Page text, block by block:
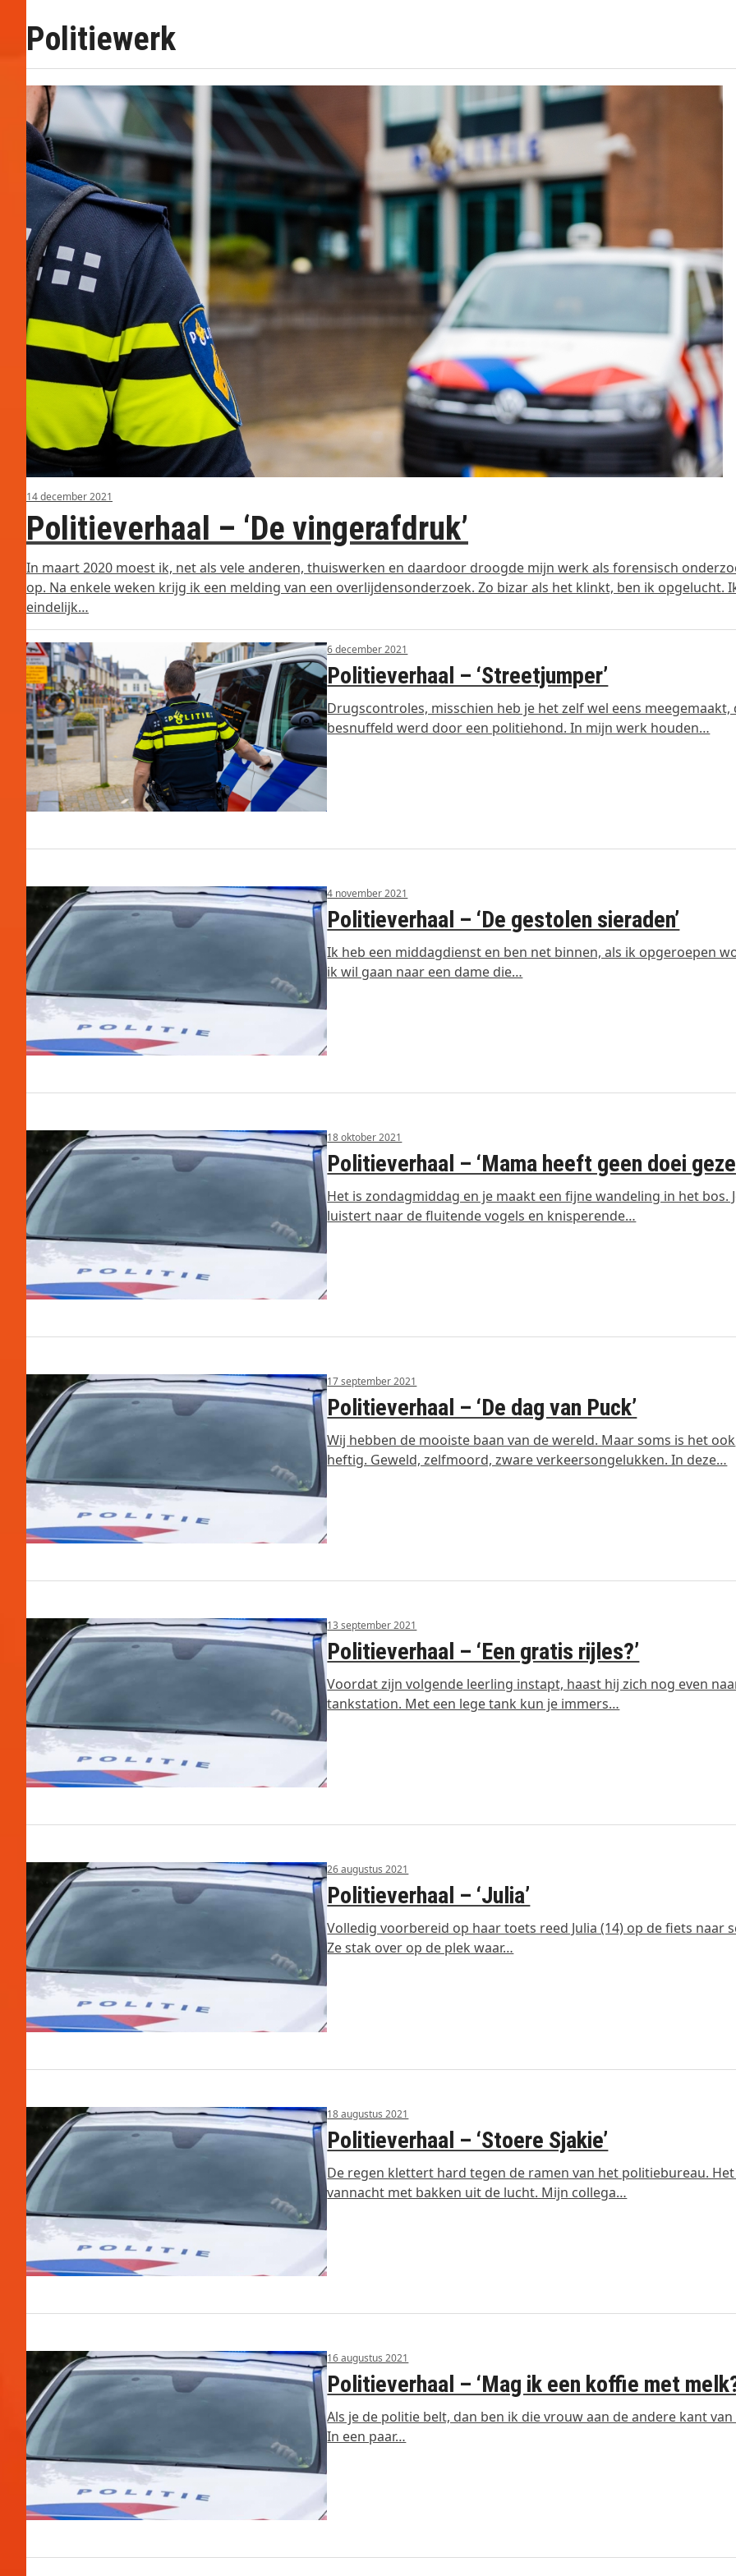
Politiewerk
14 december 2021
Politieverhaal – ‘De vingerafdruk’
In maart 2020 moest ik, net als vele anderen, thuiswerken en daardoor droogde mijn werk als forensisch
op. Na enkele weken krijg ik een melding van een overlijdensonderzoek. Zo bizar als het klinkt, ben ik opgelucht.
eindelijk…
6 december 2021
Politieverhaal – ‘Streetjumper’
Drugscontroles, misschien heb je het zelf wel eens meegemaakt,
besnuffeld werd door een politiehond. In mijn werk houden…
4 november 2021
Politieverhaal – ‘De gestolen sieraden’
Ik heb een middagdienst en ben net binnen, als ik opgeroepen
ik wil gaan naar een dame die…
18 oktober 2021
Politieverhaal – ‘Mama heeft geen doei
Het is zondagmiddag en je maakt een fijne wandeling in het bos.
luistert naar de fluitende vogels en knisperende…
17 september 2021
Politieverhaal – ‘De dag van Puck’
Wij hebben de mooiste baan van de wereld. Maar soms is het ook
heftig. Geweld, zelfmoord, zware verkeersongelukken. In deze…
13 september 2021
Politieverhaal – ‘Een gratis rijles?’
Voordat zijn volgende leerling instapt, haast hij zich nog even
tankstation. Met een lege tank kun je immers…
26 augustus 2021
Politieverhaal – ‘Julia’
Volledig voorbereid op haar toets reed Julia (14) op de fiets naar
Ze stak over op de plek waar…
18 augustus 2021
Politieverhaal – ‘Stoere Sjakie’
De regen klettert hard tegen de ramen van het politiebureau.
vannacht met bakken uit de lucht. Mijn collega…
16 augustus 2021
Politieverhaal – ‘Mag ik een koffie met
Als je de politie belt, dan ben ik die vrouw aan de andere kant van
In een paar…